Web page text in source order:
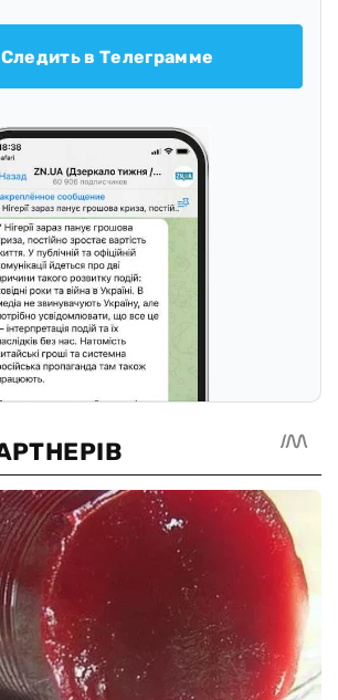
Следить в Телеграмме